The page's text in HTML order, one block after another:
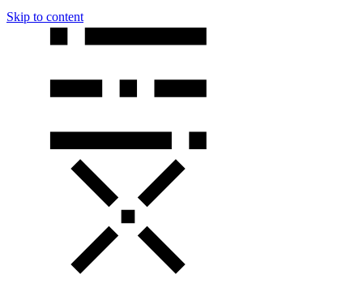
Skip to content